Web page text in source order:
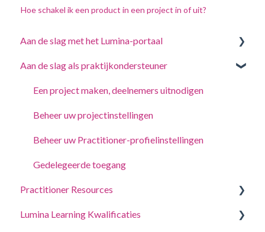
Hoe schakel ik een product in een project in of uit?
Aan de slag met het Lumina-portaal
Beantwoord een vragenlijst of voltooi een taak
Log in op uw account
Uw Portretten
Accountinstellingen bijwerken
Aan de slag als praktijkondersteuner
Een project maken, deelnemers uitnodigen
Beheer uw projectinstellingen
Beheer uw Practitioner-profielinstellingen
Gedelegeerde toegang
Practitioner Resources
Coaching- en Workshopgidsen
Lumina Learning Kwalificaties